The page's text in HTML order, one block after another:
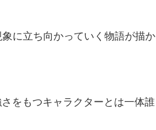
に立ち向かっていく物語が描か
をもつキャラクターとは一体誰